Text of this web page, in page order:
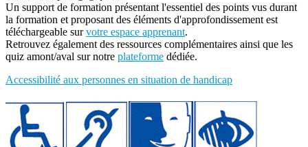
Un support de formation présentant l'essentiel des points vus durant
la formation et proposant des éléments d'approfondissement est
téléchargeable survotre espace apprenant.
Retrouvez également des ressources complémentaires ainsi que les
quiz amont/aval sur notre plateforme dédiée.
Accessibilité aux personnes en situation de handicap